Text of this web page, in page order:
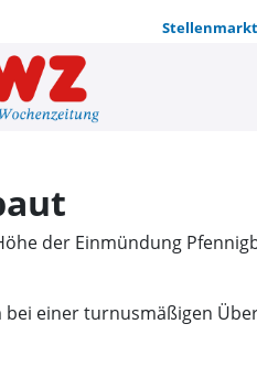
Stellenmarkt
der Einmündung
einer turnusmäßigen